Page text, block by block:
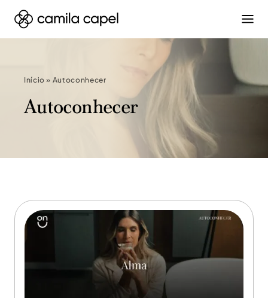
Início » Autoconhecer
Autoconhecer